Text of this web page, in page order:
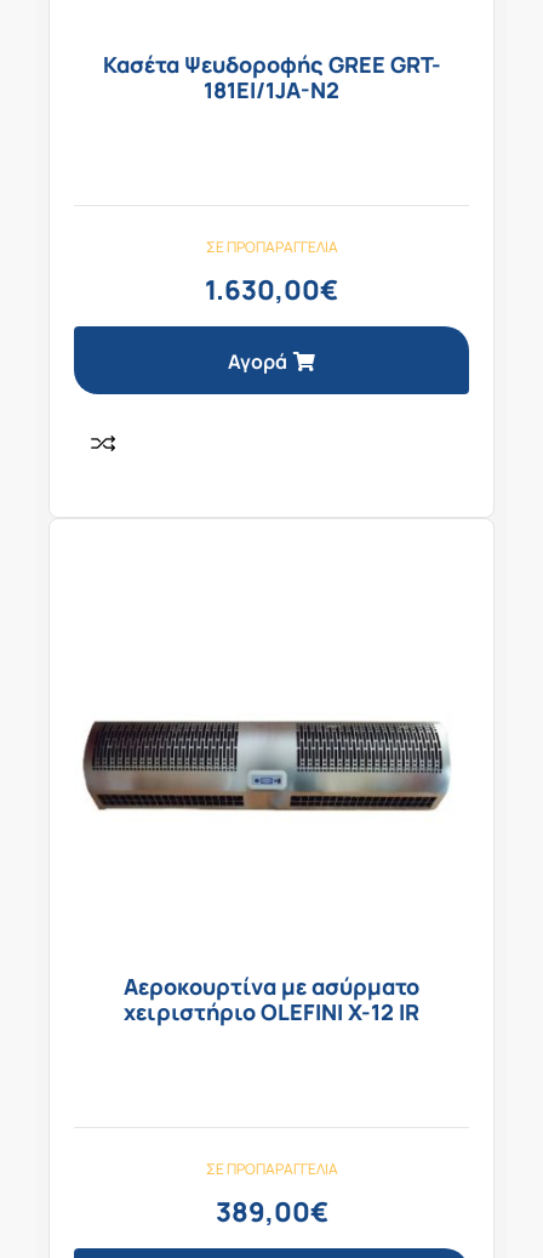
Κασέτα Ψευδοροφής GREE GRT-
181EI/1JA-N2
ΣΕ ΠΡΟΠΑΡΑΓΓΕΛΊΑ
1.630,00€
Αγορά
Αεροκουρτίνα με ασύρματο
χειριστήριο OLEFINI X-12 IR
ΣΕ ΠΡΟΠΑΡΑΓΓΕΛΊΑ
389,00€